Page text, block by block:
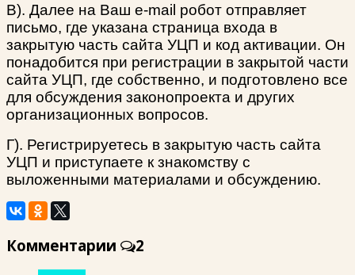
В). Далее на Ваш e-mail робот отправляет
письмо, где указана страница входа в
закрытую часть сайта УЦП и код активации. Он
понадобится при регистрации в закрытой части
сайта УЦП, где собственно, и подготовлено все
для обсуждения законопроекта и других
организационных вопросов.
Г). Регистрируетесь в закрытую часть сайта
УЦП и приступаете к знакомству с
выложенными материалами и обсуждению.
Комментарии 2